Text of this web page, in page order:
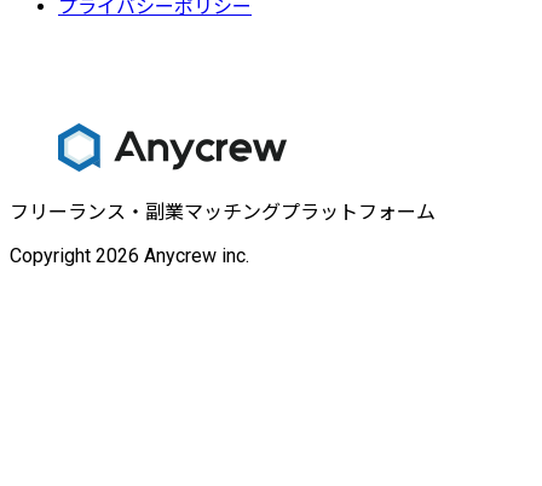
プライバシーポリシー
フリーランス・副業マッチングプラットフォーム
Copyright 2026 Anycrew inc.